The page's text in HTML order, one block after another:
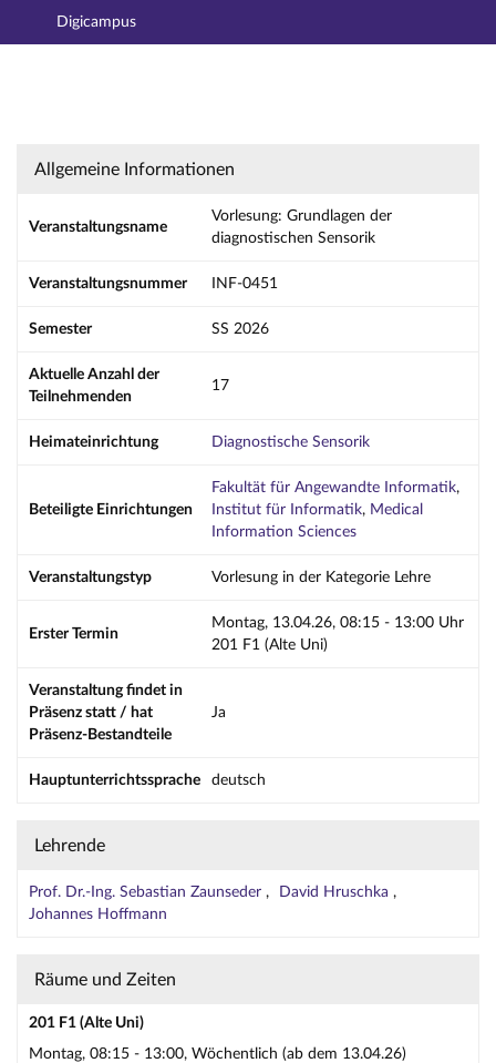
Hauptnavigation
Digicampus
Vorlesung: Grundlagen der diagnostischen
Allgemeine Informationen
Veranstaltungsname
Vorlesung: Grundlagen der
diagnostischen Sensorik
Veranstaltungsnummer INF-0451
Semester SS 2026
Aktuelle Anzahl der
Teilnehmenden
17
Heimateinrichtung Diagnostische Sensorik
Beteiligte Einrichtungen
Fakultät für Angewandte Informatik,
Institut für Informatik, Medical
Information Sciences
Veranstaltungstyp Vorlesung in der Kategorie Lehre
Erster Termin
Montag, 13.04.26, 08:15 - 13:00 Uhr
201 F1 (Alte Uni)
Veranstaltung findet in
Präsenz statt / hat
Präsenz-Bestandteile
Ja
Hauptunterrichtssprache deutsch
Lehrende
Prof. Dr.-Ing. Sebastian Zaunseder
David Hruschka
Johannes Hoffmann
Räume und Zeiten
201 F1 (Alte Uni)
Montag, 08:15 - 13:00, Wöchentlich (ab dem 13.04.26)